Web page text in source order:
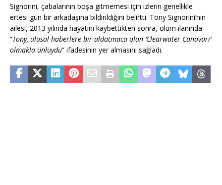
Signorini, çabalarının boşa gitmemesi için izlerin genellikle
ertesi gün bir arkadaşına bildirildiğini belirtti. Tony Signorini’nin
ailesi, 2013 yılında hayatını kaybettikten sonra, ölüm ilanında
“Tony, ulusal haberlere bir aldatmaca olan ‘Clearwater Canavarı’
olmakla ünlüydü” ifadesinin yer almasını sağladı.